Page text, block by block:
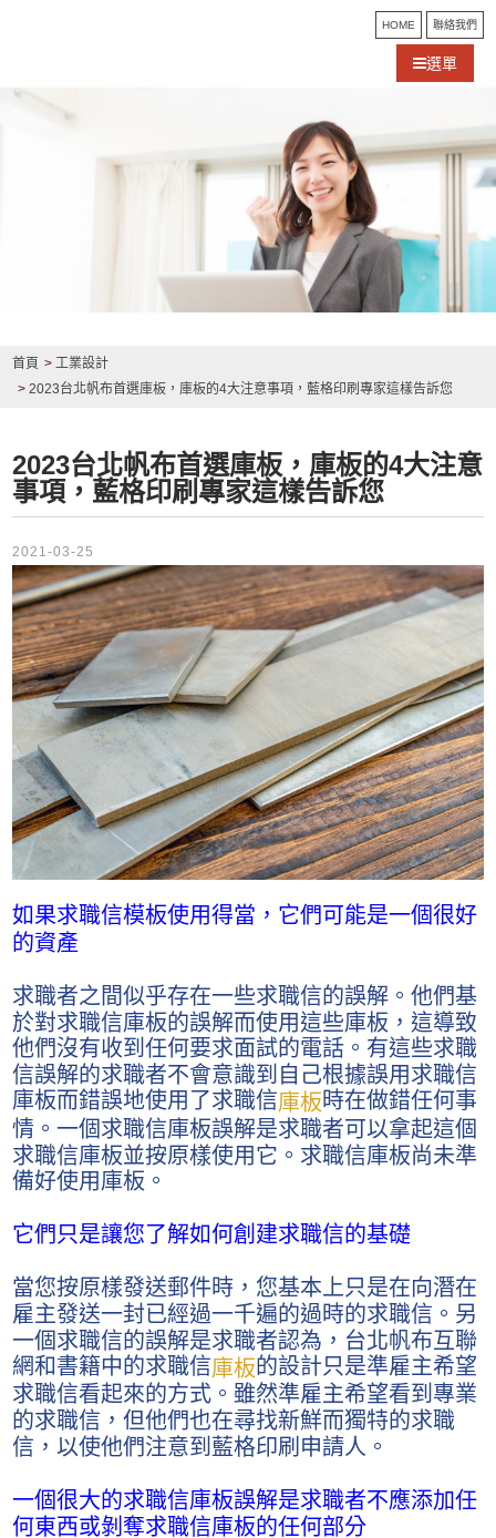
HOME 聯絡我們
選單
首頁
工業設計
2023台北帆布首選庫板，庫板的4大注意事項，藍格印刷專家這樣告訴您
2023台北帆布首選庫板，庫板的4大注意
事項，藍格印刷專家這樣告訴您
2021-03-25
如果求職信模​​板使用得當，它們可能是一個很好
的資產
求職者之間似乎存在一些求職信的誤解。他們基
於對求職信庫板的誤解而使用這些庫板，這導致
他們沒有收到任何要求面試的電話。有這些求職
信誤解的求職者不會意識到自己根據誤用求職信
庫板而錯誤地使用了求職信庫板時在做錯任何事
情。一個求職信庫板誤解是求職者可以拿起這個
求職信庫板並按原樣使用它。求職信庫板尚未準
備好使用庫板。
它們只是讓您了解如何創建求職信的基礎
當您按原樣發送郵件時，您基本上只是在向潛在
雇主發送一封已經過一千遍的過時的求職信。另
一個求職信的誤解是求職者認為，台北帆布互聯
網和書籍中的求職信庫板的設計只是準雇主希望
求職信看起來的方式。雖然準雇主希望看到專業
的求職信，但他們也在尋找新鮮而獨特的求職
信，以使他們注意到藍格印刷申請人。
一個很大的求職信庫板誤解是求職者不應添加任
何東西或剝奪求職信庫板的任何部分